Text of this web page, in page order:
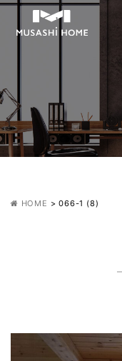
HOME >066-1 (8)